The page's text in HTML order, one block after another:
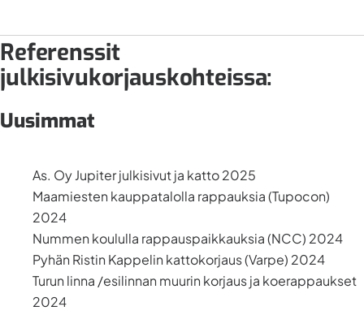
Referenssit
julkisivukorjauskohteissa:
Uusimmat
As. Oy Jupiter julkisivut ja katto 2025
Maamiesten kauppatalolla rappauksia (Tupocon)
2024
Nummen koululla rappauspaikkauksia (NCC) 2024
Pyhän Ristin Kappelin kattokorjaus (Varpe) 2024
Turun linna /esilinnan muurin korjaus ja koerappaukset
2024